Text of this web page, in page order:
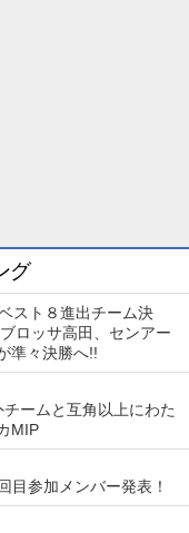
グ
スト８進出チーム決
ロッサ高田、センアー
準々決勝へ!!
ームと互角以上にわた
MIP
目参加メンバー発表！